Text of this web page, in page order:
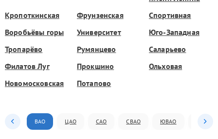
Кропоткинская
Фрунзенская
Спортивная
Воробьёвы горы
Университет
Юго-Западная
Тропарёво
Румянцево
Саларьево
Филатов Луг
Прокшино
Ольховая
Новомосковская
Потапово
ВАО ЦАО САО СВАО ЮВАО ЮАО